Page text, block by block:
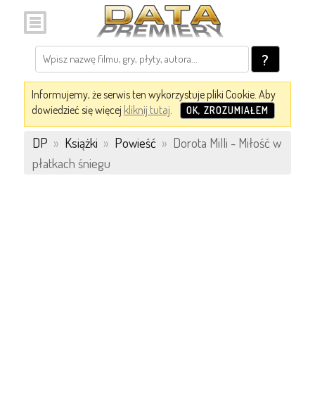
?
Informujemy, że serwis ten wykorzystuje pliki Cookie. Aby
dowiedzieć się więcej kliknij tutaj. OK, ZROZUMIAŁEM
DP » Książki » Powieść » Dorota Milli - Miłość w
płatkach śniegu